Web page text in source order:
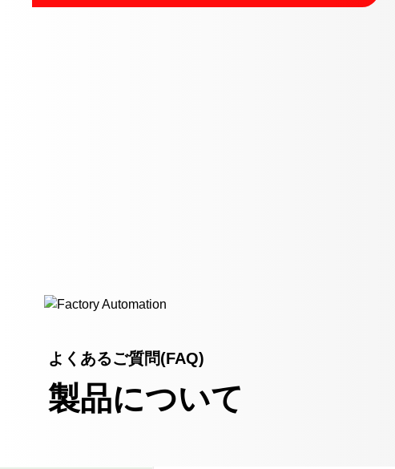
よくあるご質問(FAQ)
製品について